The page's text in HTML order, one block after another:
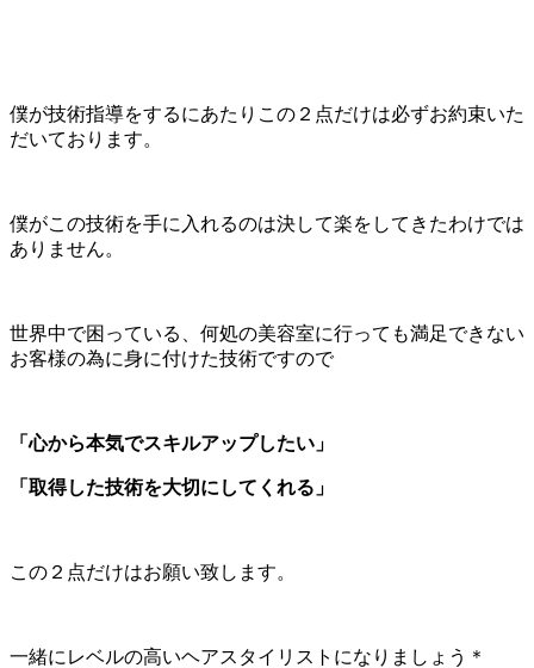
僕が技術指導をするにあたりこの２点だけは必ずお約束いた
だいております。
僕がこの技術を手に入れるのは決して楽をしてきたわけでは
ありません。
世界中で困っている、何処の美容室に行っても満足できない
お客様の為に身に付けた技術ですので
「心から本気でスキルアップしたい」
「取得した技術を大切にしてくれる」
この２点だけはお願い致します。
一緒にレベルの高いヘアスタイリストになりましょう＊